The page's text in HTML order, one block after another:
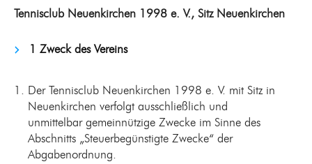
Tennisclub Neuenkirchen 1998 e. V., Sitz Neuenkirchen
1 Zweck des Vereins
Der Tennisclub Neuenkirchen 1998 e. V. mit Sitz in
Neuenkirchen verfolgt ausschließlich und
unmittelbar gemeinnützige Zwecke im Sinne des
Abschnitts „Steuerbegünstigte Zwecke“ der
Abgabenordnung.